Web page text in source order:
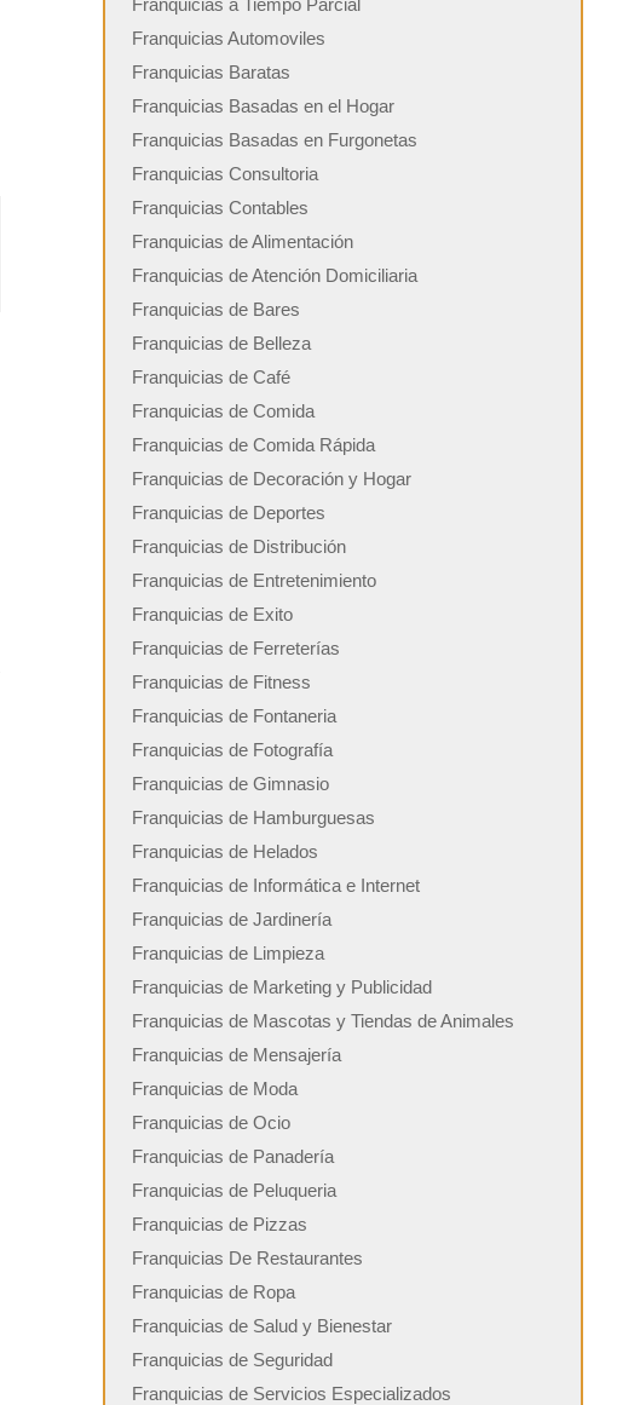
Franquicias Automoviles
Franquicias Baratas
Franquicias Basadas en el Hogar
Franquicias Basadas en Furgonetas
Franquicias Consultoria
Franquicias Contables
Franquicias de Alimentación
Franquicias de Atención Domiciliaria
Franquicias de Bares
Franquicias de Belleza
Franquicias de Café
Franquicias de Comida
Franquicias de Comida Rápida
Franquicias de Decoración y Hogar
Franquicias de Deportes
Franquicias de Distribución
Franquicias de Entretenimiento
Franquicias de Exito
Franquicias de Ferreterías
Franquicias de Fitness
Franquicias de Fontaneria
Franquicias de Fotografía
Franquicias de Gimnasio
Franquicias de Hamburguesas
Franquicias de Helados
Franquicias de Informática e Internet
Franquicias de Jardinería
Franquicias de Limpieza
Franquicias de Marketing y Publicidad
Franquicias de Mascotas y Tiendas de Animales
Franquicias de Mensajería
Franquicias de Moda
Franquicias de Ocio
Franquicias de Panadería
Franquicias de Peluqueria
Franquicias de Pizzas
Franquicias De Restaurantes
Franquicias de Ropa
Franquicias de Salud y Bienestar
Franquicias de Seguridad
Franquicias de Servicios Especializados